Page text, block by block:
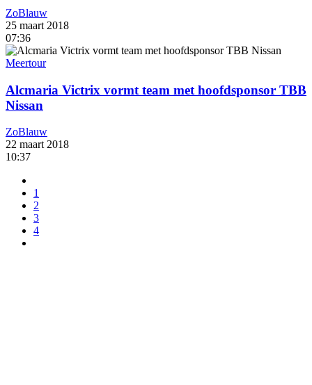
ZoBlauw
25 maart 2018
07:36
Meertour
Alcmaria Victrix vormt team met hoofdsponsor TBB
Nissan
ZoBlauw
22 maart 2018
10:37
1
2
3
4